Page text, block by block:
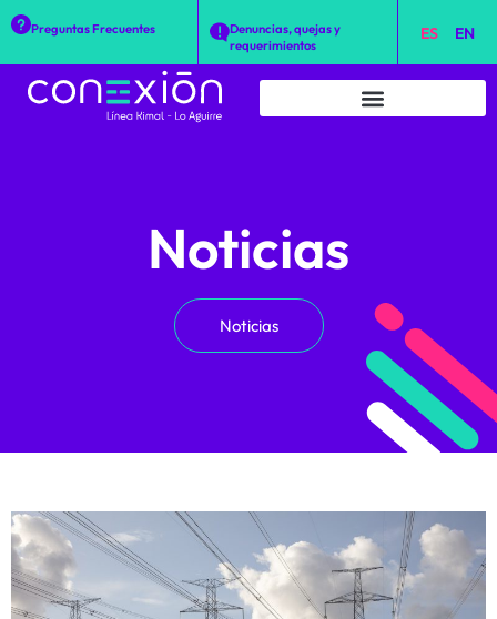
Preguntas Frecuentes
Denuncias, quejas y
requerimientos
ES EN
Noticias
Noticias